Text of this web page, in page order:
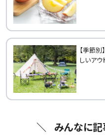
【季節別
しいア
みんなに記